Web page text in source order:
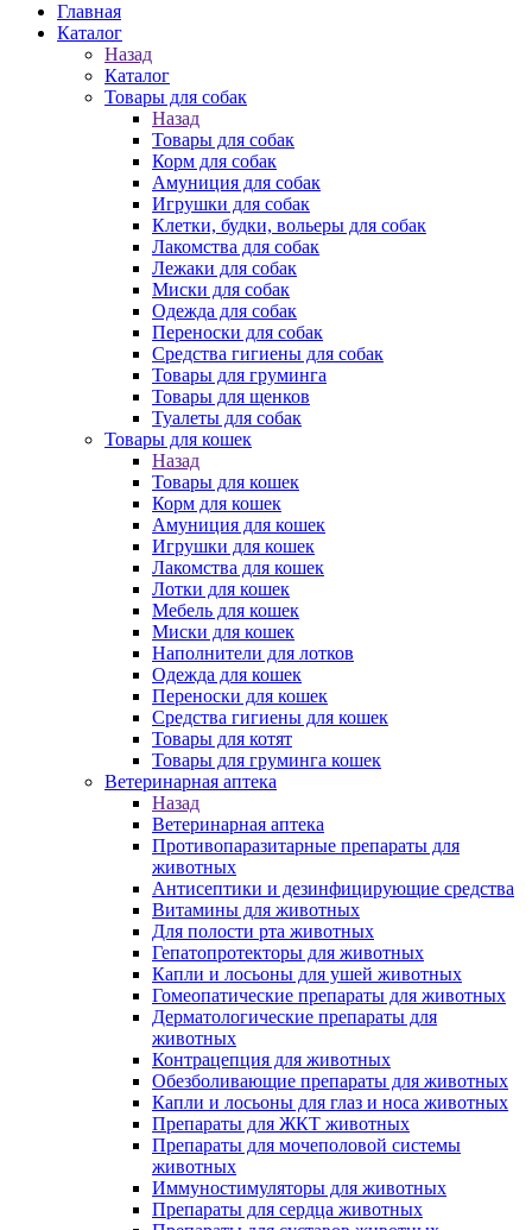
Главная
Каталог
Назад
Каталог
Товары для собак
Назад
Товары для собак
Корм для собак
Амуниция для собак
Игрушки для собак
Клетки, будки, вольеры для собак
Лакомства для собак
Лежаки для собак
Миски для собак
Одежда для собак
Переноски для собак
Средства гигиены для собак
Товары для груминга
Товары для щенков
Туалеты для собак
Товары для кошек
Назад
Товары для кошек
Корм для кошек
Амуниция для кошек
Игрушки для кошек
Лакомства для кошек
Лотки для кошек
Мебель для кошек
Миски для кошек
Наполнители для лотков
Одежда для кошек
Переноски для кошек
Средства гигиены для кошек
Товары для котят
Товары для груминга кошек
Ветеринарная аптека
Назад
Ветеринарная аптека
Противопаразитарные препараты для
животных
Антисептики и дезинфицирующие средства
Витамины для животных
Для полости рта животных
Гепатопротекторы для животных
Капли и лосьоны для ушей животных
Гомеопатические препараты для животных
Дерматологические препараты для
животных
Контрацепция для животных
Обезболивающие препараты для животных
Капли и лосьоны для глаз и носа животных
Препараты для ЖКТ животных
Препараты для мочеполовой системы
животных
Иммуностимуляторы для животных
Препараты для сердца животных